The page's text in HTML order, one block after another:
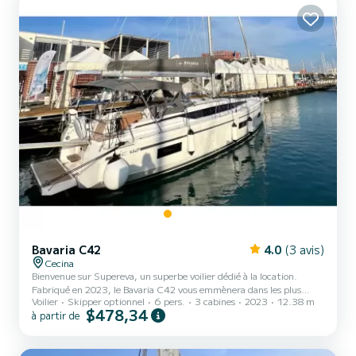
Bavaria C42 4.0 (3 avis)
Cecina
Bienvenue sur Supereva, un superbe voilier dédié à la location.
Fabriqué en 2023, le Bavaria C42 vous emmènera dans les plus
beaux mouillages de Cecina. Le bateau dispose de 3 cabines tout
confort et une capacité d'embarcation de 6 personnes. Avec une
Voilier Skipper optionnel 6 pers. 3 cabines 2023 12.38 m
à partir de $478,34